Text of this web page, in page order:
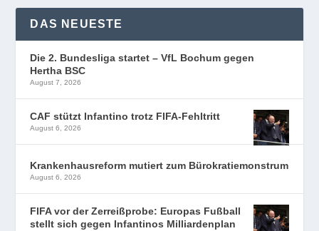
DAS NEUESTE
Die 2. Bundesliga startet – VfL Bochum gegen
Hertha BSC
August 7, 2026
CAF stützt Infantino trotz FIFA-Fehltritt
August 6, 2026
Krankenhausreform mutiert zum Bürokratiemonstrum
August 6, 2026
FIFA vor der Zerreißprobe: Europas Fußball
stellt sich gegen Infantinos Milliardenplan